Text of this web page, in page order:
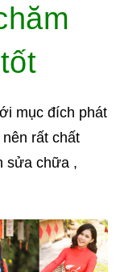
mục đích phát
rất chất
sửa chữa ,